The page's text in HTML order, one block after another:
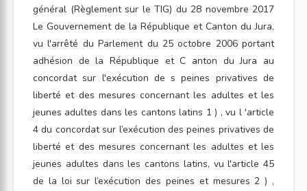
général (Règlement sur le TIG) du 28 novembre 2017
Le Gouvernement de la République et Canton du Jura,
vu l'arrêté du Parlement du 25 octobre 2006 portant
adhésion de la République et C anton du Jura au
concordat sur l'exécution de s peines privatives de
liberté et des mesures concernant les adultes et les
jeunes adultes dans les cantons latins 1 ) , vu l 'article
4 du concordat sur l’exécution des peines privatives de
liberté et des mesures concernant les adultes et les
jeunes adultes dans les cantons latins, vu l'article 45
de la loi sur l’exécution des peines et mesures 2 ) ,